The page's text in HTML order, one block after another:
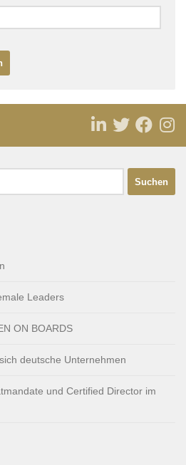
Leaders
ON BOARDS
deutsche Unternehmen
und Certified Director im